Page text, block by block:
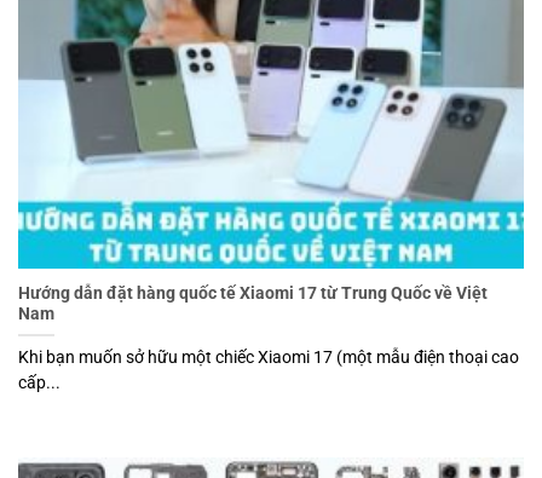
Hướng dẫn đặt hàng quốc tế Xiaomi 17 từ Trung Quốc về Việt
Nam
Khi bạn muốn sở hữu một chiếc Xiaomi 17 (một mẫu điện thoại cao
cấp...